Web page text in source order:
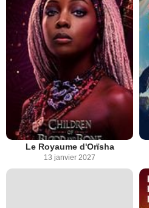
Le Royaume d'Orïsha
13 janvier 2027